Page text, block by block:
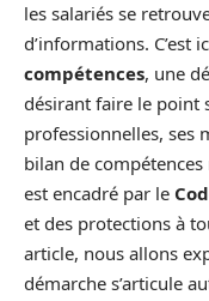
les salariés se
d’informations. C’est
compétences, une
désirant faire le point
professionnelles, ses
bilan de compétences
est encadré par le
et des protections à
article, nous allons
démarche s’articule